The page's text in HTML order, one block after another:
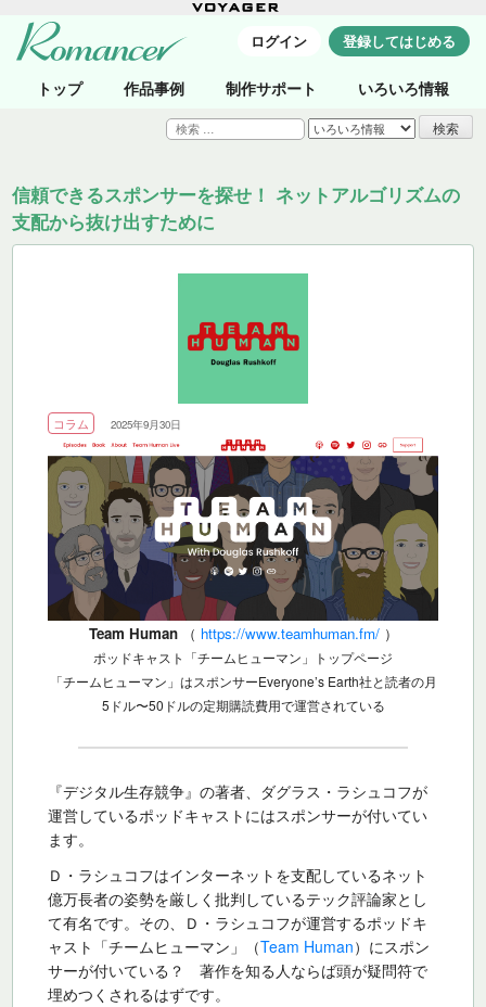
トップ 作品事例 制作サポート いろいろ情報
ログイン 登録してはじめる
検
索:
信頼できるスポンサーを探せ！ ネットアルゴリズムの
支配から抜け出すために
コラム 2025年9月30日
Team Human （ https://www.teamhuman.fm/）
ポッドキャスト「チームヒューマン」トップページ
「チームヒューマン」はスポンサーEveryone’s Earth社と読者の月
5ドル〜50ドルの定期購読費用で運営されている
『デジタル生存競争』の著者、ダグラス・ラシュコフが
運営しているポッドキャストにはスポンサーが付いてい
ます。
Ｄ・ラシュコフはインターネットを支配しているネット
億万長者の姿勢を厳しく批判しているテック評論家とし
て有名です。その、Ｄ・ラシュコフが運営するポッドキ
ャスト「チームヒューマン」（Team Human）にスポン
サーが付いている？ 著作を知る人ならば頭が疑問符で
埋めつくされるはずです。